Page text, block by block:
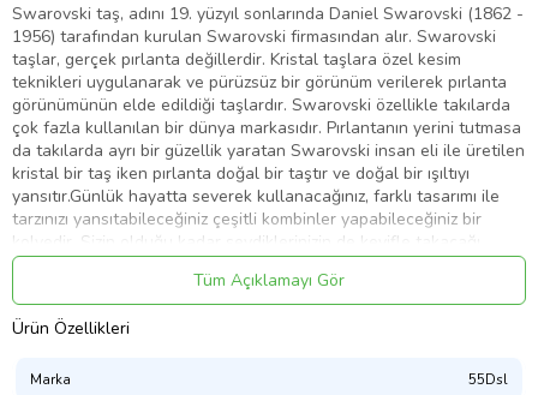
Swarovski taş, adını 19. yüzyıl sonlarında Daniel Swarovski (1862 -
1956) tarafından kurulan Swarovski firmasından alır. Swarovski
taşlar, gerçek pırlanta değillerdir. Kristal taşlara özel kesim
teknikleri uygulanarak ve pürüzsüz bir görünüm verilerek pırlanta
görünümünün elde edildiği taşlardır. Swarovski özellikle takılarda
çok fazla kullanılan bir dünya markasıdır. Pırlantanın yerini tutmasa
da takılarda ayrı bir güzellik yaratan Swarovski insan eli ile üretilen
kristal bir taş iken pırlanta doğal bir taştır ve doğal bir ışıltıyı
yansıtır.Günlük hayatta severek kullanacağınız, farklı tasarımı ile
tarzınızı yansıtabileceğiniz çeşitli kombinler yapabileceğiniz bir
kolyedir. Sizin olduğu kadar sevdiklerinizin de keyifle takacağı
swarovski taşlı gümüş kalp kolye en güzel hediyelerden biri
olacaktır. Kolye 925 ayar gümüşten imal edilmiştir. Gümüş üzerine
rodyum kaplama yapılmıştır. Rodyum kaplama yapılan gümüş kolye
modelleri parlaklığını uzun süre muhafaza eder, oksitlenmesi
tamamında olduğu gibi swarovski taşlı gümüş kalp kolye modeli de
Tüm Açıklamayı Gör
Ürün Özellikleri
Marka 55Dsl